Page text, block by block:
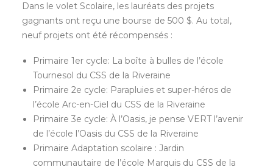
Dans le volet Scolaire, les lauréats des projets
gagnants ont reçu une bourse de 500 $. Au total,
neuf projets ont été récompensés :
Primaire 1er cycle: La boîte à bulles de l’école
Tournesol du CSS de la Riveraine
Primaire 2e cycle: Parapluies et super-héros de
l’école Arc-en-Ciel du CSS de la Riveraine
Primaire 3e cycle: À l’Oasis, je pense VERT l’avenir
de l’école l’Oasis du CSS de la Riveraine
Primaire Adaptation scolaire : Jardin
communautaire de l’école Marquis du CSS de la